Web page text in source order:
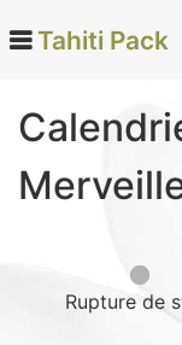
Monoi de Tahiti
Noix de coco (24)
Vanille de Tahiti
Tahiti Pack
Rupture de